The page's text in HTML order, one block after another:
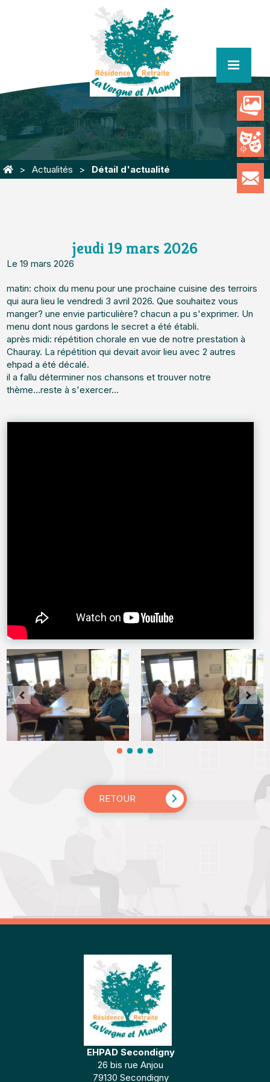
menu
Actualités Détail d'actualité
jeudi 19 mars 2026
Le 19 mars 2026
matin: choix du menu pour une prochaine cuisine des terroirs
qui aura lieu le vendredi 3 avril 2026. Que souhaitez vous
manger? une envie particulière? chacun a pu s'exprimer. Un
menu dont nous gardons le secret a été établi.
après midi: répétition chorale en vue de notre prestation à
Chauray. La répétition qui devait avoir lieu avec 2 autres
ehpad a été décalé.
il a fallu déterminer nos chansons et trouver notre
thème...reste à s'exercer...
RETOUR
EHPAD Secondigny
26 bis rue Anjou
79130 Secondigny